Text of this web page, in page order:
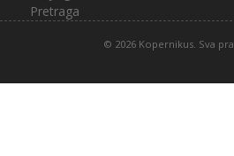
Pretraga
© 2026 Kopernikus. Sva